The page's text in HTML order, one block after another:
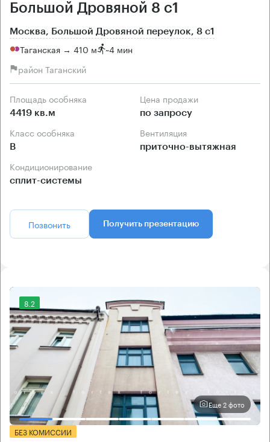
Большой Дровяной 8 с1
Москва, Большой Дровяной переулок, 8 с1
Таганская → 410 м ~4 мин
район Таганский
Площадь особняка
4419 кв.м
Цена продажи
по запросу
Класс особняка
B
Вентиляция
приточно-вытяжная
Кондиционирование
сплит-системы
Позвонить Получить презентацию
8.2
Еще 2 фото
БЕЗ КОМИССИИ